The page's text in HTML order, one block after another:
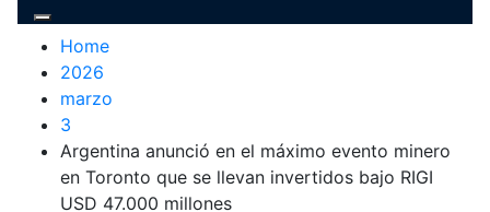
Home
2026
marzo
3
Argentina anunció en el máximo evento minero
en Toronto que se llevan invertidos bajo RIGI
USD 47.000 millones